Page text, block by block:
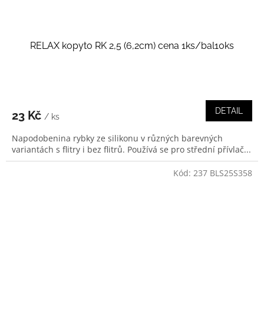
RELAX kopyto RK 2,5 (6,2cm) cena 1ks/bal10ks
23 Kč / ks
DETAIL
Napodobenina rybky ze silikonu v různých barevných
variantách s flitry i bez flitrů. Používá se pro střední přívlač...
Kód: 237 BLS25S358